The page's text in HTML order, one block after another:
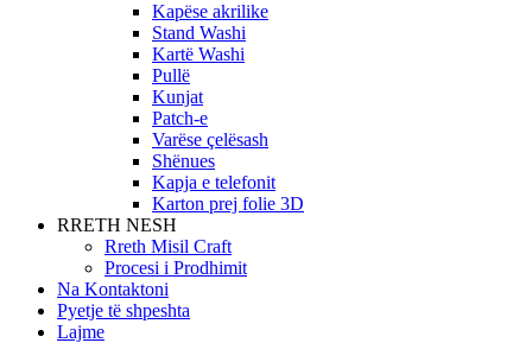
Kapëse akrilike
Stand Washi
Kartë Washi
Pullë
Kunjat
Patch-e
Varëse çelësash
Shënues
Kapja e telefonit
Karton prej folie 3D
RRETH NESH
Rreth Misil Craft
Procesi i Prodhimit
Na Kontaktoni
Pyetje të shpeshta
Lajme